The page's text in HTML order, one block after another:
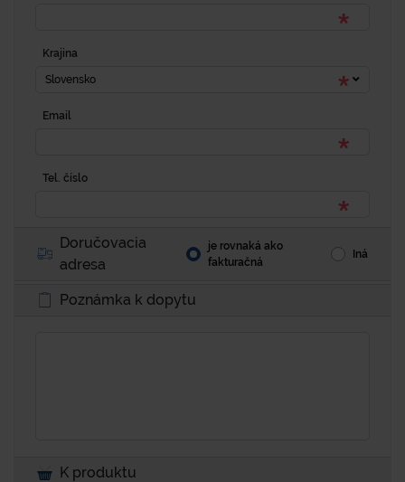
Krajina
Slovensko
Email
Tel. číslo
Doručovacia
adresa
je rovnaká ako
fakturačná
Iná
Poznámka k dopytu
K produktu